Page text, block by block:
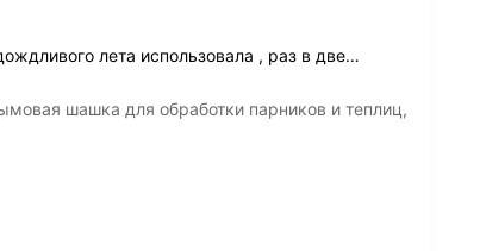
лета использовала , раз в две…
шашка для обработки парников и теплиц,